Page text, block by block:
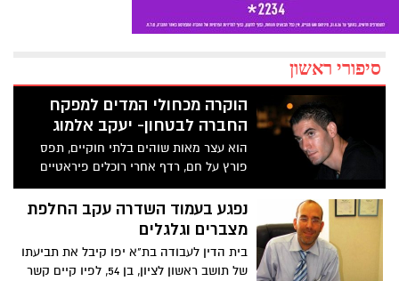
סיפורי ראשון
הוקרה מכחולי המדים למפקח
החברה לבטחון- יעקב אלמוג
הוא עצר מאות שוהים בלתי חוקיים, תפס
פורץ על חם, רדף אחרי רוכלים פיראטיים
ובעיקר היה במקום ובזמן הנכון בשני אירועים
שבהם הותקפו שוטרים * וכל זה בשנה
האחרונה * אין פלא שראש צוות ההתערבות,
ההערכה השנתית בטקס של משטרת ישראל
נפגע בעמוד השדרה עקב החלפת
מצברים וגלגלים
בית הדין לעבודה בת"א יפו קיבל את תביעתו
של תושב ראשון לציון, בן 54, לפיו קיים קשר